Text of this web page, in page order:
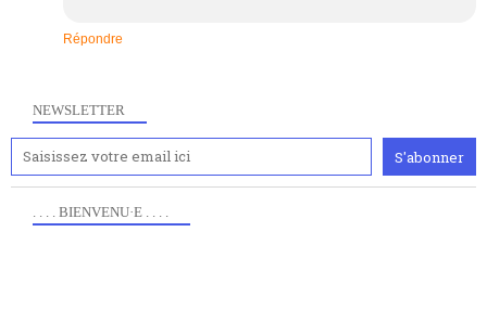
Répondre
NEWSLETTER
. . . . BIENVENU·E . . . .